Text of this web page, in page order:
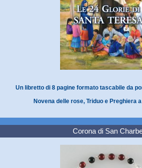
Un libretto di 8 pagine formato tascabile da
Novena delle rose, Triduo e Preghiera
Corona di San